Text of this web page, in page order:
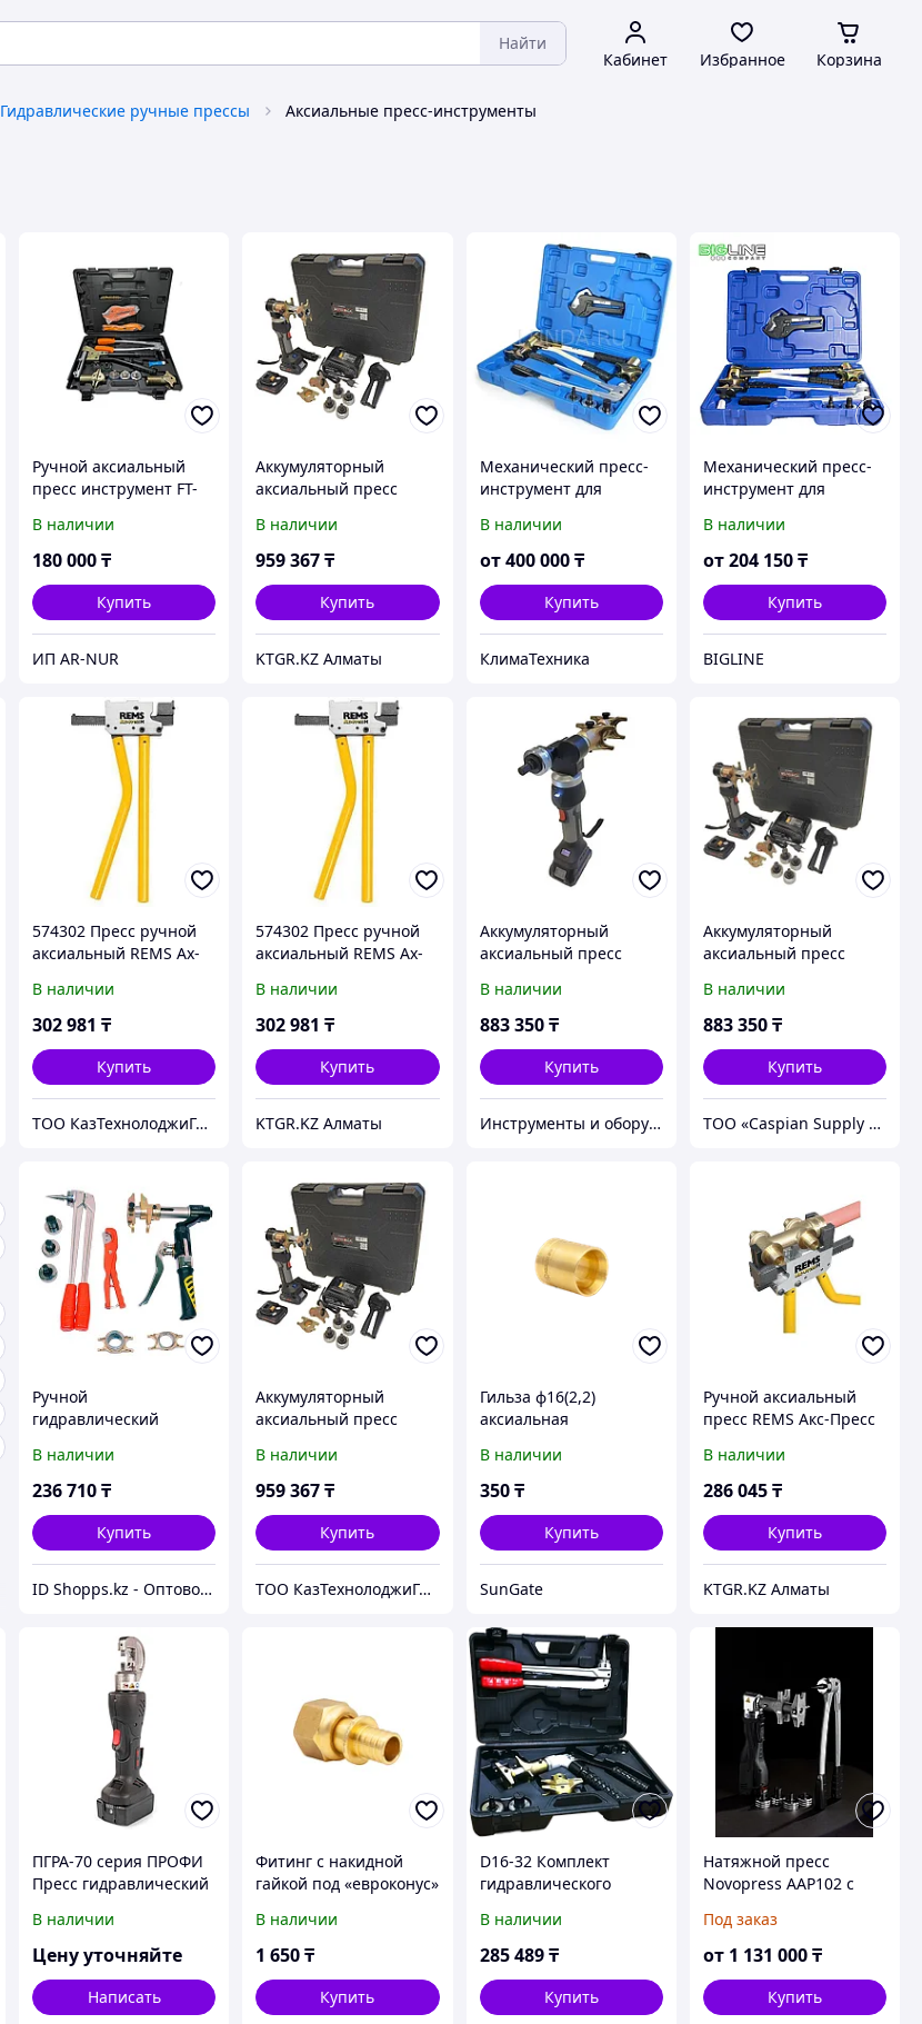
Найти
Кабинет Избранное Корзина
Гидравлические ручные прессы Аксиальные пресс-инструменты
Ручной аксиальный
пресс инструмент FT-
В наличии
180 000₸
Купить
ИП AR-NUR
Аккумуляторный
аксиальный пресс
Combi SL
В наличии
959 367₸
Купить
KTGR.KZ Алматы
Механический пресс-
инструмент для
фитингов, РосТурПласт
В наличии
от 400 000 ₸
Купить
КлимаТехника
Механический пресс-
инструмент для
фитингов М1632 РТП
В наличии
от204 150₸
Купить
BIGLINE
574302 Пресс ручной
аксиальный REMS Ax-
привод)
В наличии
302 981 ₸
Купить
ТОО КазТехнолоджиГрупп Астана
574302 Пресс ручной
аксиальный REMS Ax-
привод)
В наличии
302 981 ₸
Купить
KTGR.KZ Алматы
Аккумуляторный
аксиальный пресс
Combi SL RT.1421040SL
В наличии
883 350 ₸
Купить
Инструменты и оборудование StellarTrade
Аккумуляторный
аксиальный пресс
Combi SL
В наличии
883 350₸
Купить
ТОО «Caspian Supply Solutions (Каспиан сапплай солуюшнс)»
Ручной
гидравлический
V-PexPress MH32
В наличии
236 710₸
Купить
ID Shopps.kz - Оптово-розничный Склад
Аккумуляторный
аксиальный пресс
Combi SL
В наличии
959 367₸
Купить
ТОО КазТехнолоджиГрупп Астана
Гильза ф16(2,2)
аксиальная
В наличии
350 ₸
Купить
SunGate
Ручной аксиальный
пресс REMS Акс-Пресс
В наличии
286 045₸
Купить
KTGR.KZ Алматы
ПГРА-70 серия ПРОФИ
Пресс гидравлический
В наличии
Цену уточняйте
Написать
Фитинг с накидной
гайкой под «евроконус»
аксиальная
В наличии
1 650₸
Купить
D16-32 Комплект
гидравлического
для расширения труб и
запрессовки
размер
В наличии
285 489 ₸
Купить
Натяжной пресс
Novopress AAP102 с
для систем с
латунными гильзами
Под заказ
от 1 131 000₸
Купить